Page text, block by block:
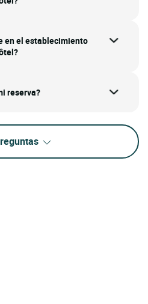
en el establecimiento
reserva?